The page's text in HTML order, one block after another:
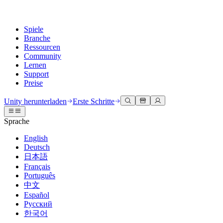
Spiele
Branche
Ressourcen
Community
Lernen
Support
Preise
Unity Engine
Erstellen Sie 2D- und 3D-Spiele für jede Plattform
Zusammenarbeit
Schnell mit Ihrem Team zusammenarbeiten und iterieren
Unity herunterladen
Abonnements und Preise
Bereitstellen
Multiplattform
3D-Zusammenarbeit
Erstellen und überprüfen Sie 3D-Projekte in Echtzeit
Immersive Schulung
In immersiven Umgebungen trainieren
Kundenerlebnisse
Interaktive 3D-Erlebnisse erstellen
Branchen
Fertigung
Dokumentation
Entwicklertools
Versionsfreigaben und Fehlerverfolgung
Roadmap
Bevorstehende Funktionen überprüfen
Glossar
Diskussionen
Veranstaltungen
Globale und lokale Veranstaltungen
Gemeinschaftsgeschichten
Made with Unity
Präsentation von Unity-Schöpfern
Unity Learn
Meistern Sie Unity-Fähigkeiten kostenlos
Professionelles Training
Verbessern Sie Ihr Team mit Unity-Trainern
Neu bei Unity
Erste Schritte
Beginnen Sie noch heute mit dem Lernen
Unity Essential Pathways
Hilfe erhalten
Wir helfen Ihnen, mit Unity erfolgreich zu sein
Erfolgspläne
Erreichen Sie Ihre Ziele schneller mit Expertenunterstützung
FAQ
Antworten auf häufige Fragen
Kontakt aufnehmen
Verbinden Sie sich mit unserem Team
Unity herunterladen Erste Schritte
Sprache
English
Deutsch
日本語
Français
Português
中文
Español
Русский
한국어